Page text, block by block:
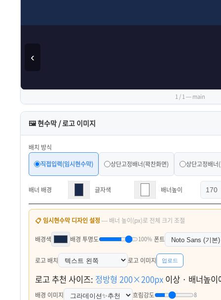
‹
1 / 1 — main
🖼 현수막 / 로고 이미지
배치 방식
직접입력(임시현수막)
상단고정배너(꽉찬화면) 상단고정배너
배너 배경 글자색 배너높이
📋 임시현수막 디자인 설정 — 배너 높이(px)로 전체 크기 조절
배경색 배경 투명도 100% 폰트
로고 배치 로고 이미지 업로드
로고 추천 사이즈: 정방형 200×200px 이상 · 배너높
배경 이미지 흐림강도 8